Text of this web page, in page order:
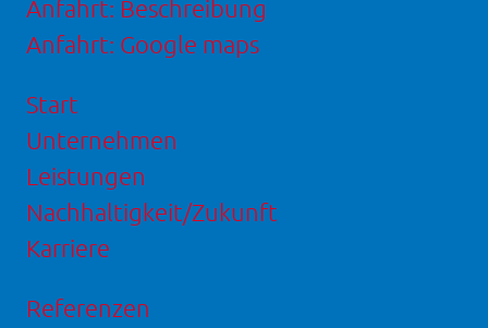
Anfahrt: Beschreibung
Anfahrt: Google maps
Start
Unternehmen
Leistungen
Nachhaltigkeit/Zukunft
Karriere
Referenzen